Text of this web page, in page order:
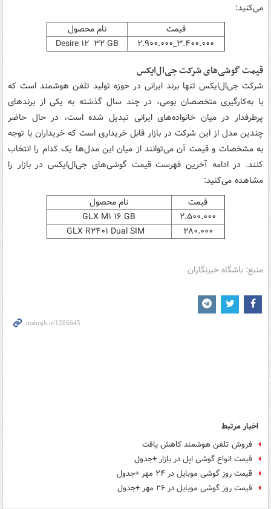
می‌کنید:
قیمت
نام محصول
۳.۴۰۰.۰۰۰_۲.۹۰۰.۰۰۰
Desire ۱۲ ۳۲ GB
قیمت گوشی‌های شرکت جی‌ال‌ایکس
شرکت جی‌ال‌ایکس تنها برند ایرانی در حوزه تولید تلفن هوشمند است که
با به‌کارگیری متخصصان بومی، در چند سال گذشته به یکی از برندهای
پرطرفدار در میان خانواده‌های ایرانی تبدیل شده است، در حال حاضر
چندین مدل از این شرکت در بازار قابل خریداری است که خریداران با توجه
به مشخصات و قیمت آن می‌توانند از میان این مدل‌ها یک کدام را انتخاب
کنند. در ادامه آخرین فهرست قیمت گوشی‌های جی‌ال‌ایکس در بازار را
مشاهده می‌کنید:
قیمت
نام محصول
۲.۵۰۰.۰۰۰
GLX M۱ ۱۶ GB
۲۸۰.۰۰۰
منبع: باشگاه خبرنگاران
اخبار مرتبط
فروش تلفن هوشمند کاهش یافت
قیمت انواع گوشی اپل در بازار +جدول
قیمت روز گوشی موبایل در ۲۴ مهر +جدول
قیمت روز گوشی موبایل در ۲۶ مهر +جدول